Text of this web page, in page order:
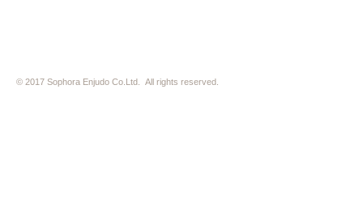
© 2017 Sophora Enjudo Co.Ltd. All rights reserved.